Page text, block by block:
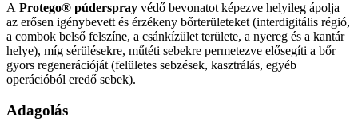
A Protego® púderspray védő bevonatot képezve helyileg ápolja
az erősen igénybevett és érzékeny bőrterületeket (interdigitális régió,
a combok belső felszíne, a csánkízület területe, a nyereg és a kantár
helye), míg sérülésekre, műtéti sebekre permetezve elősegíti a bőr
gyors regenerációját (felületes sebzések, kasztrálás, egyéb
operációból eredő sebek).
Adagolás